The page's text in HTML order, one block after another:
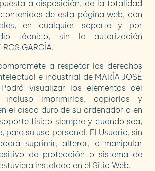
a disposición, de la totalidad
de esta página web, con
en cualquier soporte y por
técnico, sin la autorización
ROS GARCÍA.
a respetar los derechos
e industrial de MARÍA JOSÉ
visualizar los elementos del
imprimirlos, copiarlos y
el disco duro de su ordenador o en
físico siempre y cuando sea,
para su uso personal. El Usuario, sin
suprimir, alterar, o manipular
de protección o sistema de
instalado en el Sitio Web.